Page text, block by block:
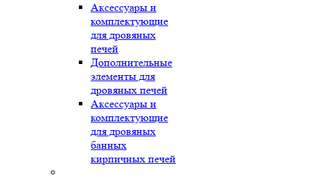
Аксессуары и
комплектующие
для дровяных
печей
Дополнительные
элементы для
дровяных печей
Аксессуары и
комплектующие
для дровяных
банных
кирпичных печей